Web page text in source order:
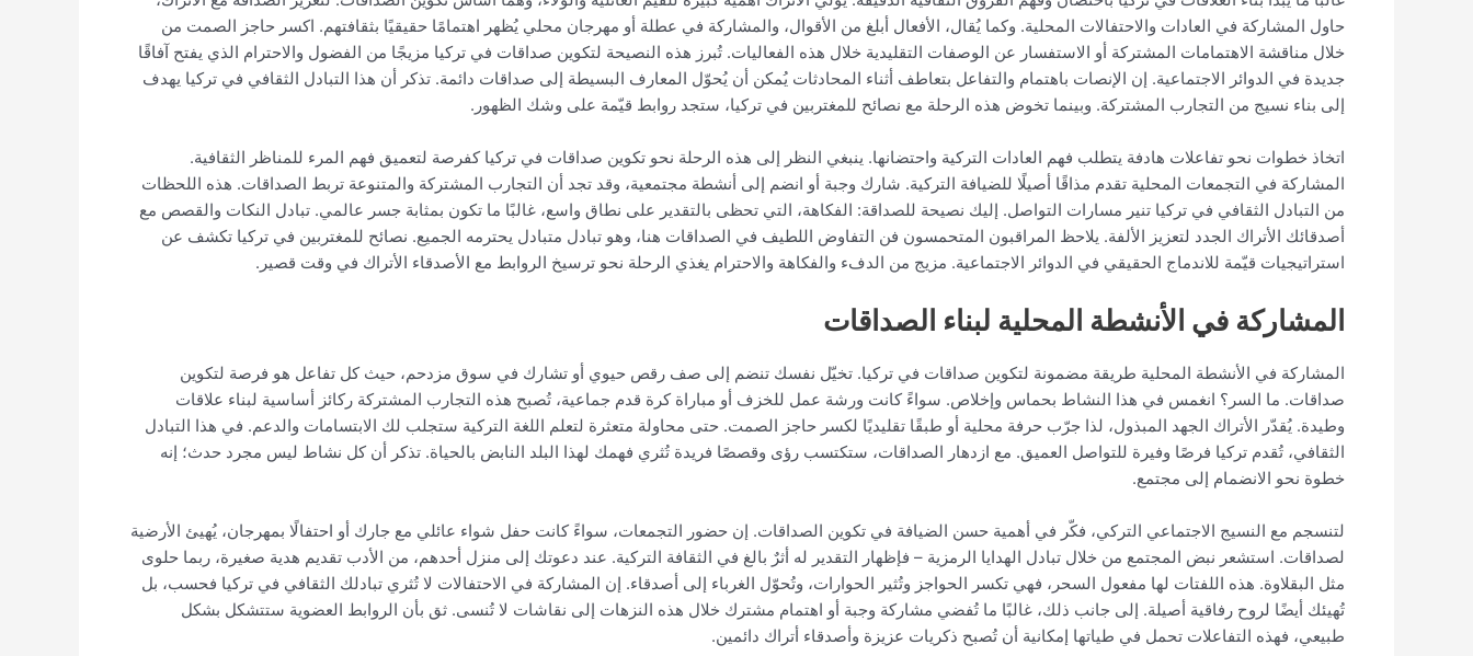
حاول المشاركة في العادات والاحتفالات المحلية. وكما يُقال، الأفعال أبلغ من الأقوال، والمشاركة في عطلة أو مهرجان محلي يُظهر اهتمامًا حقيقيًا بثقافتهم. اكسر حاجز الصمت من
خلال مناقشة الاهتمامات المشتركة أو الاستفسار عن الوصفات التقليدية خلال هذه الفعاليات. تُبرز هذه النصيحة لتكوين صداقات في تركيا مزيجًا من الفضول والاحترام الذي يفتح آفاقًا
جديدة في الدوائر الاجتماعية. إن الإنصات باهتمام والتفاعل بتعاطف أثناء المحادثات يُمكن أن يُحوّل المعارف البسيطة إلى صداقات دائمة. تذكر أن هذا التبادل الثقافي في تركيا يهدف
إلى بناء نسيج من التجارب المشتركة. وبينما تخوض هذه الرحلة مع نصائح للمغتربين في تركيا، ستجد روابط قيّمة على وشك الظهور.
اتخاذ خطوات نحو تفاعلات هادفة يتطلب فهم العادات التركية واحتضانها. ينبغي النظر إلى هذه الرحلة نحو تكوين صداقات في تركيا كفرصة لتعميق فهم المرء للمناظر الثقافية.
المشاركة في التجمعات المحلية تقدم مذاقًا أصيلًا للضيافة التركية. شارك وجبة أو انضم إلى أنشطة مجتمعية، وقد تجد أن التجارب المشتركة والمتنوعة تربط الصداقات. هذه اللحظات
من التبادل الثقافي في تركيا تنير مسارات التواصل. إليك نصيحة للصداقة: الفكاهة، التي تحظى بالتقدير على نطاق واسع، غالبًا ما تكون بمثابة جسر عالمي. تبادل النكات والقصص مع
أصدقائك الأتراك الجدد لتعزيز الألفة. يلاحظ المراقبون المتحمسون فن التفاوض اللطيف في الصداقات هنا، وهو تبادل متبادل يحترمه الجميع. نصائح للمغتربين في تركيا تكشف عن
استراتيجيات قيّمة للاندماج الحقيقي في الدوائر الاجتماعية. مزيج من الدفء والفكاهة والاحترام يغذي الرحلة نحو ترسيخ الروابط مع الأصدقاء الأتراك في وقت قصير.
المشاركة في الأنشطة المحلية لبناء الصداقات
المشاركة في الأنشطة المحلية طريقة مضمونة لتكوين صداقات في تركيا. تخيّل نفسك تنضم إلى صف رقص حيوي أو تشارك في سوق مزدحم، حيث كل تفاعل هو فرصة لتكوين
صداقات. ما السر؟ انغمس في هذا النشاط بحماس وإخلاص. سواءً كانت ورشة عمل للخزف أو مباراة كرة قدم جماعية، تُصبح هذه التجارب المشتركة ركائز أساسية لبناء علاقات
وطيدة. يُقدّر الأتراك الجهد المبذول، لذا جرّب حرفة محلية أو طبقًا تقليديًا لكسر حاجز الصمت. حتى محاولة متعثرة لتعلم اللغة التركية ستجلب لك الابتسامات والدعم. في هذا التبادل
الثقافي، تُقدم تركيا فرصًا وفيرة للتواصل العميق. مع ازدهار الصداقات، ستكتسب رؤى وقصصًا فريدة تُثري فهمك لهذا البلد النابض بالحياة. تذكر أن كل نشاط ليس مجرد حدث؛ إنه
خطوة نحو الانضمام إلى مجتمع.
لتنسجم مع النسيج الاجتماعي التركي، فكّر في أهمية حسن الضيافة في تكوين الصداقات. إن حضور التجمعات، سواءً كانت حفل شواء عائلي مع جارك أو احتفالًا بمهرجان، يُهيئ الأرضية
لصداقات. استشعر نبض المجتمع من خلال تبادل الهدايا الرمزية – فإظهار التقدير له أثرٌ بالغ في الثقافة التركية. عند دعوتك إلى منزل أحدهم، من الأدب تقديم هدية صغيرة، ربما حلوى
مثل البقلاوة. هذه اللفتات لها مفعول السحر، فهي تكسر الحواجز وتُثير الحوارات، وتُحوّل الغرباء إلى أصدقاء. إن المشاركة في الاحتفالات لا تُثري تبادلك الثقافي في تركيا فحسب، بل
تُهيئك أيضًا لروح رفاقية أصيلة. إلى جانب ذلك، غالبًا ما تُفضي مشاركة وجبة أو اهتمام مشترك خلال هذه النزهات إلى نقاشات لا تُنسى. ثق بأن الروابط العضوية ستتشكل بشكل
طبيعي، فهذه التفاعلات تحمل في طياتها إمكانية أن تُصبح ذكريات عزيزة وأصدقاء أتراك دائمين.